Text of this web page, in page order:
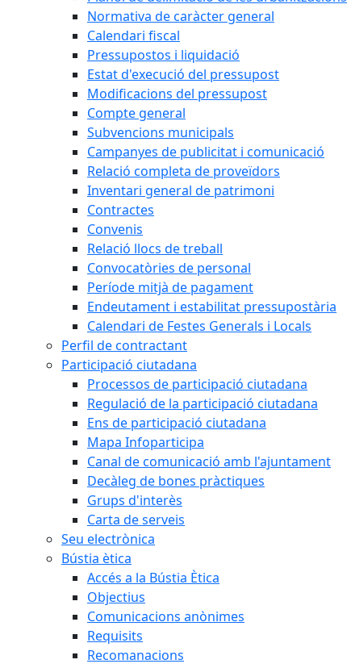
Normativa de caràcter general
Calendari fiscal
Pressupostos i liquidació
Estat d'execució del pressupost
Modificacions del pressupost
Compte general
Subvencions municipals
Campanyes de publicitat i comunicació
Relació completa de proveïdors
Inventari general de patrimoni
Contractes
Convenis
Relació llocs de treball
Convocatòries de personal
Període mitjà de pagament
Endeutament i estabilitat pressupostària
Calendari de Festes Generals i Locals
Perfil de contractant
Participació ciutadana
Processos de participació ciutadana
Regulació de la participació ciutadana
Ens de participació ciutadana
Mapa Infoparticipa
Canal de comunicació amb l'ajuntament
Decàleg de bones pràctiques
Grups d'interès
Carta de serveis
Seu electrònica
Bústia ètica
Accés a la Bústia Ètica
Objectius
Comunicacions anònimes
Requisits
Recomanacions